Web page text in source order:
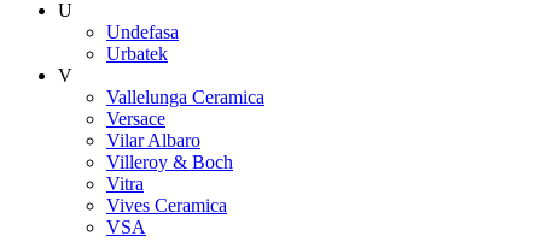
U
Undefasa
Urbatek
V
Vallelunga Ceramica
Versace
Vilar Albaro
Villeroy & Boch
Vitra
Vives Ceramica
VSA